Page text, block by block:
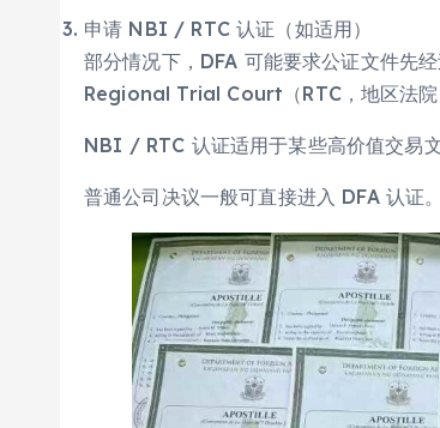
申请 NBI / RTC 认证（如适用）
部分情况下，DFA 可能要求公证文件
Regional Trial Court（RTC，地区法
NBI / RTC 认证适用于某些高价值交易
普通公司决议一般可直接进入 DFA 认证。